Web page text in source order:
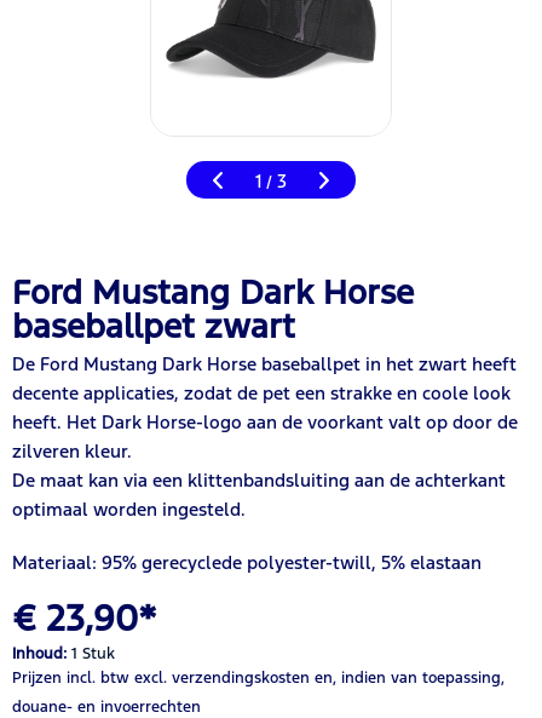
1 / 3
Ford Mustang Dark Horse
baseballpet zwart
De Ford Mustang Dark Horse baseballpet in het zwart heeft
decente applicaties, zodat de pet een strakke en coole look
heeft. Het Dark Horse-logo aan de voorkant valt op door de
zilveren kleur.
De maat kan via een klittenbandsluiting aan de achterkant
optimaal worden ingesteld.
Materiaal: 95% gerecyclede polyester-twill, 5% elastaan
€ 23,90*
Inhoud: 1 Stuk
Prijzen incl. btw excl. verzendingskosten en, indien van toepassing,
douane- en invoerrechten